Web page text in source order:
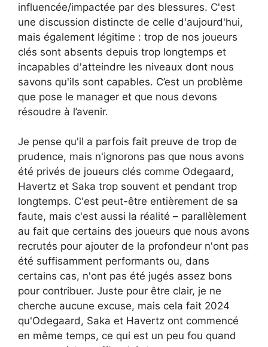
influencée/impactée par des blessures. C'est
une discussion distincte de celle d'aujourd'hui,
mais également légitime : trop de nos joueurs
clés sont absents depuis trop longtemps et
incapables d'atteindre les niveaux dont nous
savons qu'ils sont capables. C’est un problème
que pose le manager et que nous devons
résoudre à l’avenir.
Je pense qu'il a parfois fait preuve de trop de
prudence, mais n'ignorons pas que nous avons
été privés de joueurs clés comme Odegaard,
Havertz et Saka trop souvent et pendant trop
longtemps. C'est peut-être entièrement de sa
faute, mais c'est aussi la réalité – parallèlement
au fait que certains des joueurs que nous avons
recrutés pour ajouter de la profondeur n'ont pas
été suffisamment performants ou, dans
certains cas, n'ont pas été jugés assez bons
pour contribuer. Juste pour être clair, je ne
cherche aucune excuse, mais cela fait 2024
qu'Odegaard, Saka et Havertz ont commencé
en même temps, ce qui est un peu fou quand